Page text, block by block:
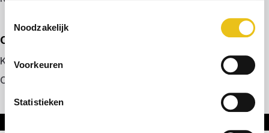
Noodzakelijk
Voorkeuren
Statistieken
OVER ONS
Kennismaken met MELON
Contact